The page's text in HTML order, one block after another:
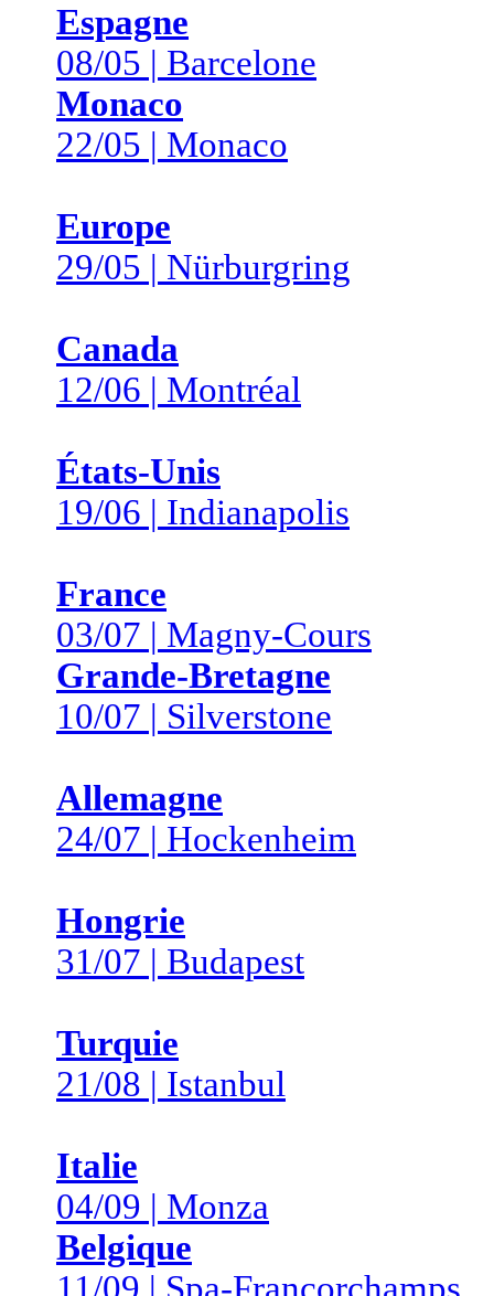
Espagne
08/05 | Barcelone
Monaco
22/05 | Monaco
Europe
29/05 | Nürburgring
Canada
12/06 | Montréal
États-Unis
19/06 | Indianapolis
France
03/07 | Magny-Cours
Grande-Bretagne
10/07 | Silverstone
Allemagne
24/07 | Hockenheim
Hongrie
31/07 | Budapest
Turquie
21/08 | Istanbul
Italie
04/09 | Monza
Belgique